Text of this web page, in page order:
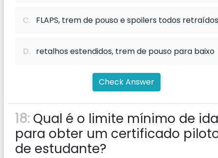
C. FLAPS, trem de pouso e spoilers todos retraídos
D. retalhos estendidos, trem de pouso para baixo
Check Answer
18: Qual é o limite mínimo de
para obter um certificado
de estudante?